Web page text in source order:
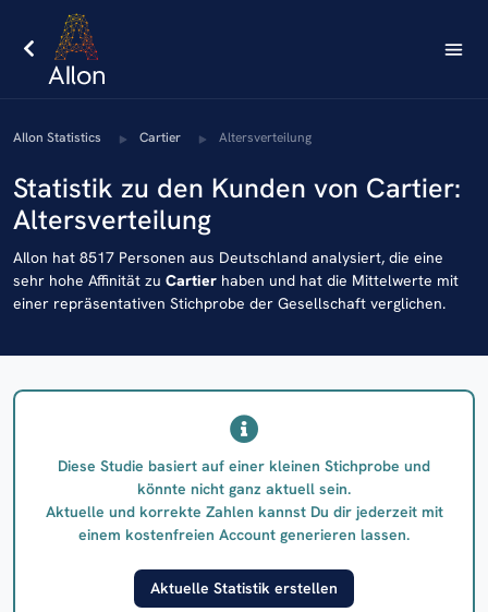
AIlon Statistics Cartier Altersverteilung
Statistik zu den Kunden von Cartier:
Altersverteilung
AIlon hat 8517 Personen aus Deutschland analysiert, die eine
sehr hohe Affinität zu Cartier haben und hat die Mittelwerte mit
einer repräsentativen Stichprobe der Gesellschaft verglichen.
Diese Studie basiert auf einer kleinen Stichprobe und
könnte nicht ganz aktuell sein.
Aktuelle und korrekte Zahlen kannst Du dir jederzeit mit
einem kostenfreien Account generieren lassen.
Aktuelle Statistik erstellen